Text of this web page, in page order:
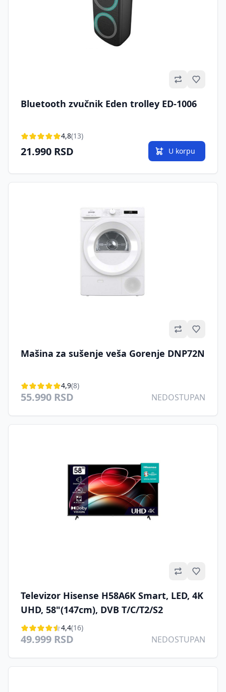
Bluetooth zvučnik Eden trolley ED-1006
4,8(13)
21.990 RSD U korpu
Mašina za sušenje veša Gorenje DNP72N
4,9(8)
55.990 RSD NEDOSTUPAN
Televizor Hisense H58A6K Smart, LED, 4K
UHD, 58"(147cm), DVB T/C/T2/S2
4,4(16)
49.999 RSD NEDOSTUPAN